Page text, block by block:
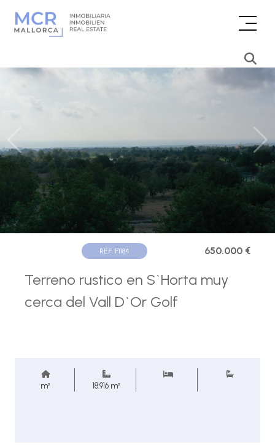
REF. F1184 650.000 €
Terreno rustico en S`Horta muy
cerca del Vall D`Or Golf
m² 18.916 m²